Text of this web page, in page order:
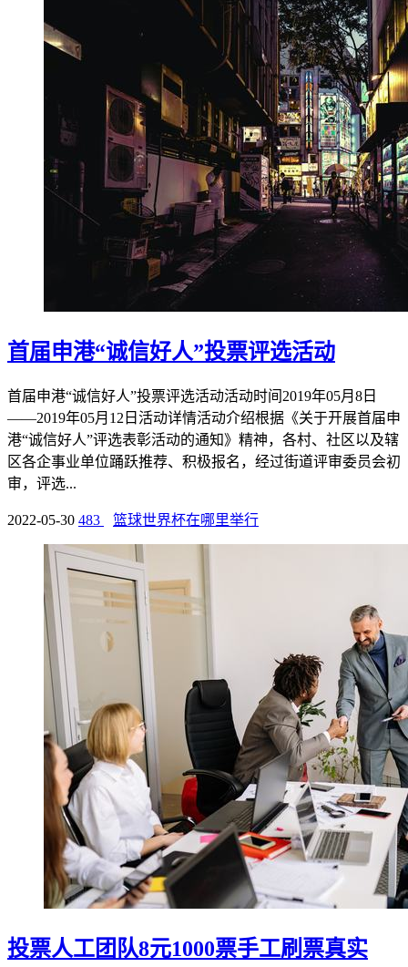
首届申港“诚信好人”投票评选活动
首届申港“诚信好人”投票评选活动活动时间2019年05月8日
——2019年05月12日活动详情活动介绍根据《关于开展首届申
港“诚信好人”评选表彰活动的通知》精神，各村、社区以及辖
区各企事业单位踊跃推荐、积极报名，经过街道评审委员会初
审，评选...
2022-05-30 483 篮球世界杯在哪里举行
投票人工团队8元1000票手工刷票真实